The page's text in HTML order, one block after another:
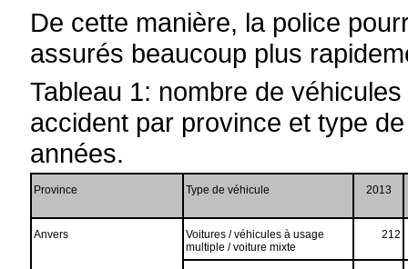
De cette manière, la police
assurés beaucoup plus
Tableau 1: nombre de
accident par province et type
années.
Province Type de véhicule 2013
Anvers
Voitures / véhicules à usage
multiple / voiture mixte
212